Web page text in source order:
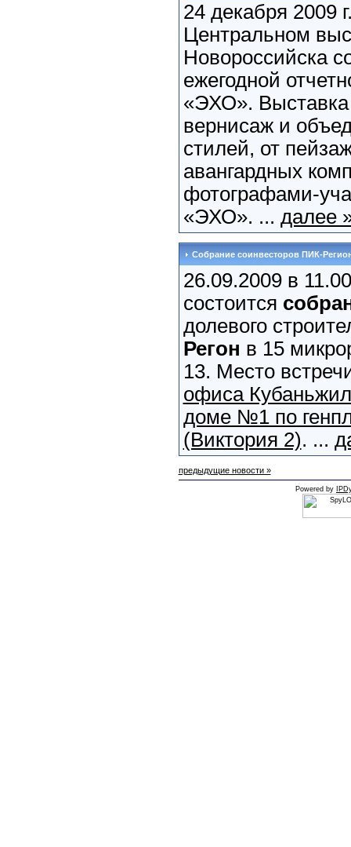
24 декабря 2009
Центральном
Новороссийска
ежегодной
«ЭХО». Выставка
вернисаж и
стилей, от
авангардных
фотографами-
«ЭХО». ... далее
Собрание соинвесторов ПИК-
26.09.2009 в 11.00
состоится
долевого
Регон в 15
13. Место
офиса
доме №1 по
(Виктория 2). ...
предыдущие новости »
Powered by